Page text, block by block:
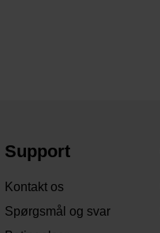
Support
Kontakt os
Spørgsmål og svar